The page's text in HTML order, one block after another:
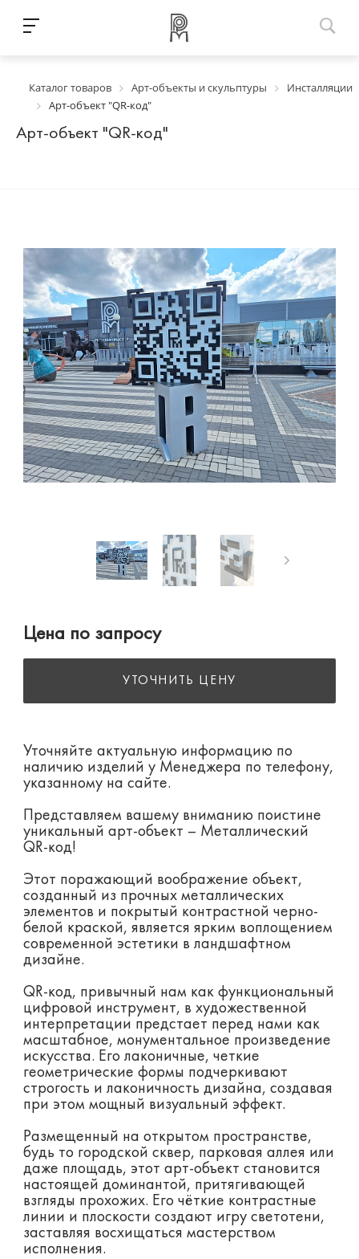
Каталог товаров Арт-объекты и скульптуры
Инсталляции
Арт-объект "QR-код"
Арт-объект "QR-код"
Цена по запросу
УТОЧНИТЬ ЦЕНУ
Уточняйте актуальную информацию по
наличию изделий у Менеджера по телефону,
указанному на сайте.
Представляем вашему вниманию поистине
уникальный арт-объект – Металлический
QR-код!
Этот поражающий воображение объект,
созданный из прочных металлических
элементов и покрытый контрастной черно-
белой краской, является ярким воплощением
современной эстетики в ландшафтном
дизайне.
QR-код, привычный нам как функциональный
цифровой инструмент, в художественной
интерпретации предстает перед нами как
масштабное, монументальное произведение
искусства. Его лаконичные, четкие
геометрические формы подчеркивают
строгость и лаконичность дизайна, создавая
при этом мощный визуальный эффект.
Размещенный на открытом пространстве,
будь то городской сквер, парковая аллея или
даже площадь, этот арт-объект становится
настоящей доминантой, притягивающей
взгляды прохожих. Его чёткие контрастные
линии и плоскости создают игру светотени,
заставляя восхищаться мастерством
исполнения.